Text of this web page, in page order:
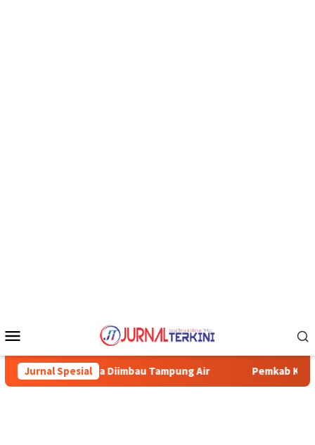
Mobile
Jurnal Spesial
Diimbau Tampung Air Pemkab Karimun minta warga